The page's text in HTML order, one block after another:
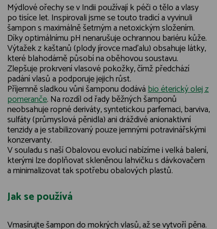
Mýdlové ořechy se v Indii používají k péči o tělo a vlasy
po tisíce let. Inspirovali jsme se touto tradicí a vyvinuli
šampon s maximálně šetrným a netoxickým složením.
Díky optimálnímu pH nenarušuje ochrannou bariéru kůže.
Výtažek z kaštanů (plody jírovce maďalu) obsahuje látky,
které blahodárně působí na oběhovou soustavu.
Zlepšuje prokrvení vlasové pokožky, čímž předchází
padání vlasů a podporuje jejich růst.
Příjemně sladkou vůni šamponu dodávábio éterický olej z
pomeranče. Na rozdíl od řady běžných šamponů
neobsahuje ropné deriváty, syntetickou parfemaci, barviva,
sulfáty (průmyslová pěnidla) ani dráždivé anionaktivní
tenzidy a je stabilizovaný pouze jemnými potravinářskými
konzervanty.
V souladu s naší Obalovou evolucí nabízíme i velká balení,
kterými lze doplňovat skleněnou lahvičku s dávkovačem
a minimalizovat tak spotřebu obalových plastů.
Jak se používá
Vmasírujte šampon do mokrých vlasů, až se vytvoří pěna.